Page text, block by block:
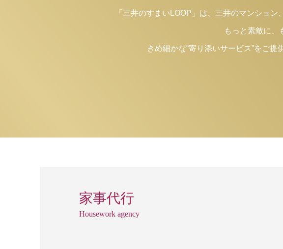
「三井のすまいLOOP」は、三井のマンショ
もっと素敵に、
きめ細かな“寄り添いサービス”をご
家事代行
Housework agency